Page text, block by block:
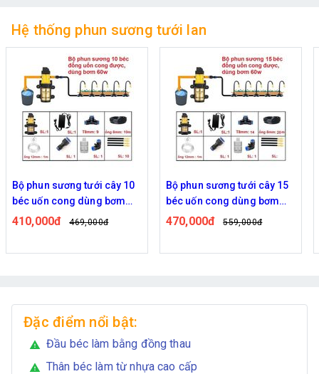
Hệ thống phun sương tưới lan
Bộ phun sương tưới cây 10
béc uốn cong dùng bơm
60w
410,000đ 469,000đ
Bộ phun sương tưới cây 15
béc uốn cong dùng bơm
60w
470,000đ 559,000đ
Đặc điểm nổi bật:
warning Đầu béc làm bằng đồng thau
warning Thân béc làm từ nhựa cao cấp